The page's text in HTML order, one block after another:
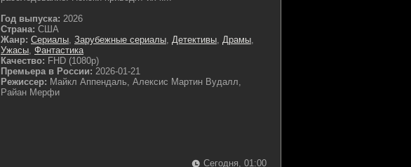
Год выпуска: 2026
Страна: США
Жанр: Сериалы, Зарубежные сериалы, Детективы, Драмы,
Ужасы, Фантастика
Качество: FHD (1080p)
Премьера в России: 2026-01-21
Режиссер: Майкл Аппендаль, Алексис Мартин Вудалл,
Райан Мерфи
Сегодня, 01:00